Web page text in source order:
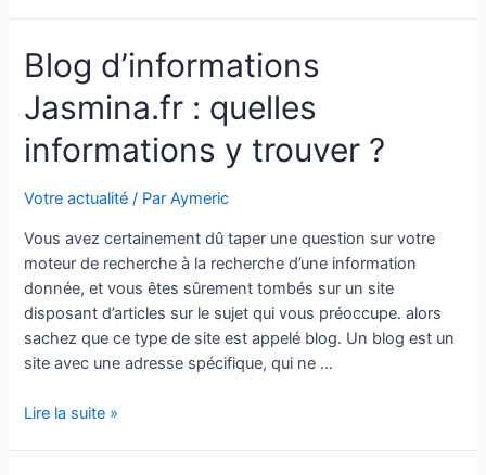
:
comment
être
jouer
ses
études
Blog d’informations
Jasmina.fr : quelles
informations y trouver ?
Votre actualité / ParAymeric
Vous avez certainement dû taper une question sur votre
moteur de recherche à la recherche d’une information
donnée, et vous êtes sûrement tombés sur un site
disposant d’articles sur le sujet qui vous préoccupe. alors
sachez que ce type de site est appelé blog. Un blog est un
site avec une adresse spécifique, qui ne …
Blog
Lire la suite »